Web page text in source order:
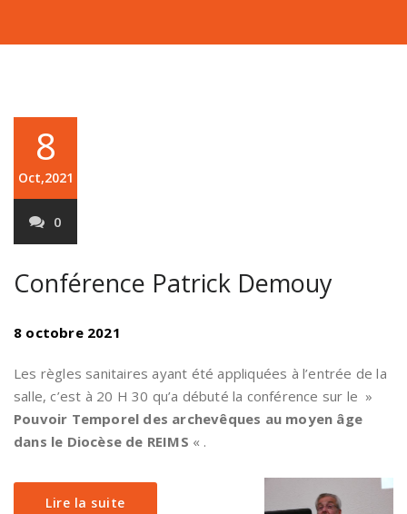
8
Oct,2021
0
Conférence Patrick Demouy
8 octobre 2021
Les règles sanitaires ayant été appliquées à l’entrée de la
salle, c’est à 20 H 30 qu’a débuté la conférence sur le »
Pouvoir Temporel des archevêques au moyen âge
dans le Diocèse de REIMS « .
Lire la suite